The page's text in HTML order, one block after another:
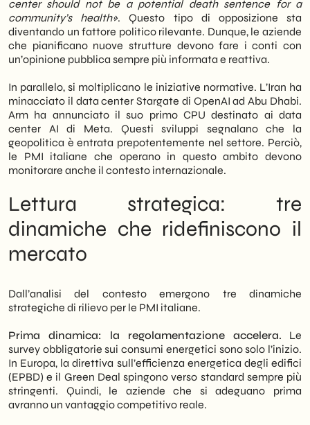
center should not be a potential death sentence for a
community’s health». Questo tipo di opposizione sta
diventando un fattore politico rilevante. Dunque, le aziende
che pianificano nuove strutture devono fare i conti con
un’opinione pubblica sempre più informata e reattiva.
In parallelo, si moltiplicano le iniziative normative. L’Iran ha
minacciato il data center Stargate di OpenAI ad Abu Dhabi.
Arm ha annunciato il suo primo CPU destinato ai data
center AI di Meta. Questi sviluppi segnalano che la
geopolitica è entrata prepotentemente nel settore. Perciò,
le PMI italiane che operano in questo ambito devono
monitorare anche il contesto internazionale.
Lettura strategica: tre
dinamiche che ridefiniscono il
mercato
Dall’analisi del contesto emergono tre dinamiche
strategiche di rilievo per le PMI italiane.
Prima dinamica: la regolamentazione accelera. Le
survey obbligatorie sui consumi energetici sono solo l’inizio.
In Europa, la direttiva sull’efficienza energetica degli edifici
(EPBD) e il Green Deal spingono verso standard sempre più
stringenti. Quindi, le aziende che si adeguano prima
avranno un vantaggio competitivo reale.